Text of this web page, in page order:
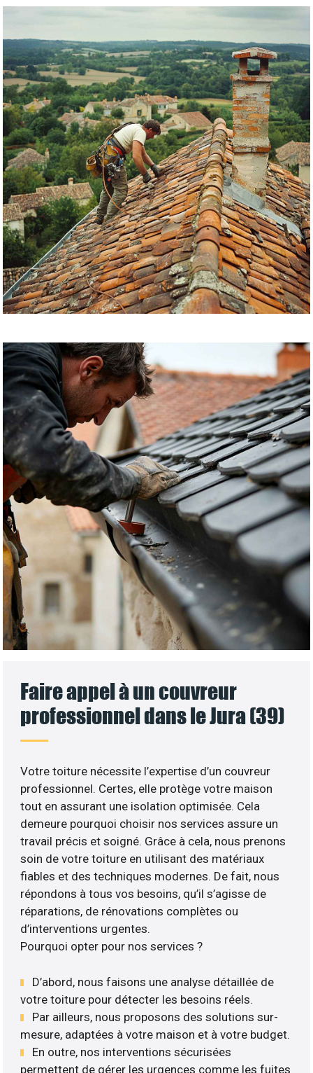
Faire appel à un couvreur
professionnel dans le Jura (39)
Votre toiture nécessite l’expertise d’un couvreur
professionnel. Certes, elle protège votre maison
tout en assurant une isolation optimisée. Cela
demeure pourquoi choisir nos services assure un
travail précis et soigné. Grâce à cela, nous prenons
soin de votre toiture en utilisant des matériaux
fiables et des techniques modernes. De fait, nous
répondons à tous vos besoins, qu’il s’agisse de
réparations, de rénovations complètes ou
d’interventions urgentes.
Pourquoi opter pour nos services ?
D’abord, nous faisons une analyse détaillée de
votre toiture pour détecter les besoins réels.
Par ailleurs, nous proposons des solutions sur-
mesure, adaptées à votre maison et à votre budget.
En outre, nos interventions sécurisées
permettent de gérer les urgences comme les fuites